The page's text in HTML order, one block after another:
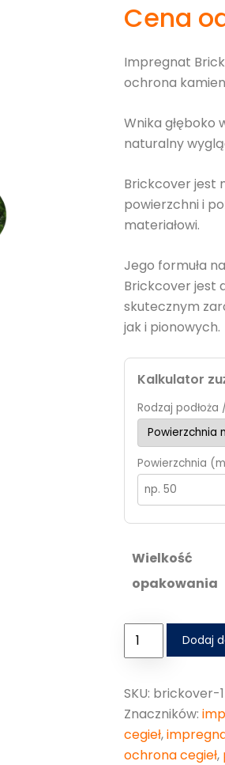
na
klientów
Cena
Impregnat
ochrona
Wnika głęboko
naturalny
Brickcover jest
powierzchni i
materiałowi.
Jego formuła
Brickcover jest
skutecznym
jak i pionowych.
Kalkulator
Rodzaj
Powierzchnia
Wielkość
opakowania
Dodaj
SKU: brickover-1
Znaczników:
cegieł,
ochrona cegieł,